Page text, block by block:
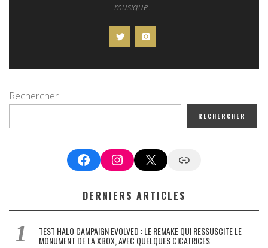
musique...
Rechercher
RECHERCHER
FacebookInstagram
X Google News
DERNIERS ARTICLES
TEST HALO CAMPAIGN EVOLVED : LE REMAKE QUI RESSUSCITE LE
MONUMENT DE LA XBOX, AVEC QUELQUES CICATRICES